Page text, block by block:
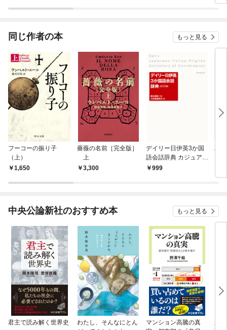
同じ作者の本 もっと見る
フーコーの振り子
（上）
1,650
薔薇の名前［完全版］
上
3,300
デイリー日伊英3か国
語会話辞典 カジュアル
版999
バ
中央公論新社のおすすめ本 もっと見る
君主で読み解く世界史
わたし、そんなにとん
マンション高騰の真
新